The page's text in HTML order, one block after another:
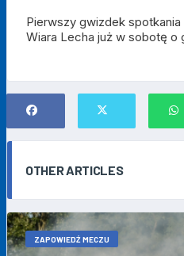
Pierwszy gwizdek
Wiara Lecha już w sobotę o
OTHER ARTICLES
ZAPOWIEDŹ MECZU